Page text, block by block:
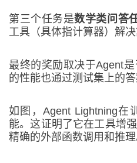
第三个任务是数学类问答
工具（具体指计算器）解
最终的奖励取决于Agent
的性能也通过测试集上的
如图，Agent Lightning在
能。这证明了它在工具增
精确的外部函数调用和推理